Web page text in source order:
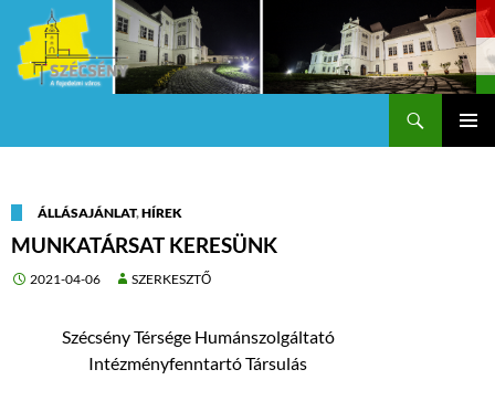
ÁLLÁSAJÁNLAT,HÍREK
MUNKATÁRSAT KERESÜNK
2021-04-06 SZERKESZTŐ
Szécsény Térsége Humánszolgáltató
Intézményfenntartó Társulás